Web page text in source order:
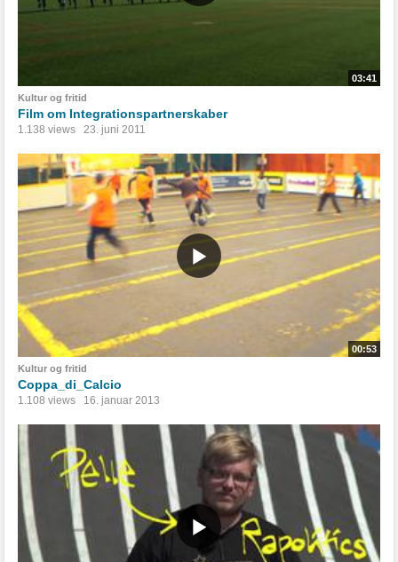
03:41
Kultur og fritid
Film om Integrationspartnerskaber
1.138 views 23. juni 2011
00:53
Kultur og fritid
Coppa_di_Calcio
1.108 views 16. januar 2013